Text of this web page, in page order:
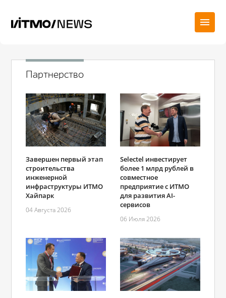
Партнерство
Завершен первый этап
строительства
инженерной
инфраструктуры ИТМО
Хайпарк
04 Августа 2026
Selectel инвестирует
более 1 млрд рублей в
совместное
предприятие с ИТМО
для развития AI-
сервисов
06 Июля 2026